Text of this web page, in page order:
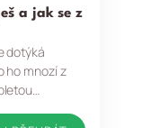
a jak se z
dotýká
ho mnozí z